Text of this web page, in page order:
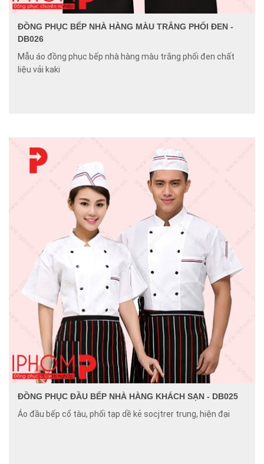
ĐỒNG PHỤC BẾP NHÀ HÀNG MÀU TRẮNG PHỐI ĐEN -
DB026
Mẫu áo đồng phục bếp nhà hàng màu trắng phối đen chất
liệu vải kaki
ĐỒNG PHỤC ĐẦU BẾP NHÀ HÀNG KHÁCH SẠN - DB025
Áo đầu bếp cổ tàu, phối tạp dề kẻ socjtrer trung, hiện đại